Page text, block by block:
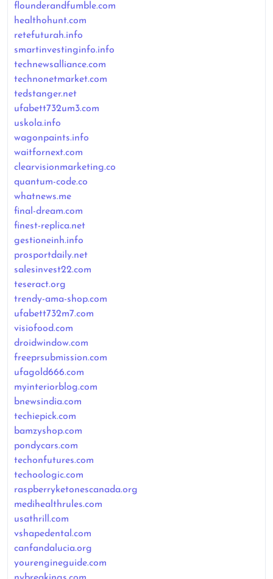
flounderandfumble.com
healthohunt.com
retefuturah.info
smartinvestinginfo.info
technewsalliance.com
technonetmarket.com
tedstanger.net
ufabett732um3.com
uskola.info
wagonpaints.info
waitfornext.com
clearvisionmarketing.co
quantum-code.co
whatnews.me
final-dream.com
finest-replica.net
gestioneinh.info
prosportdaily.net
salesinvest22.com
teseract.org
trendy-ama-shop.com
ufabett732m7.com
visiofood.com
droidwindow.com
freeprsubmission.com
ufagold666.com
myinteriorblog.com
bnewsindia.com
techiepick.com
bamzyshop.com
pondycars.com
techonfutures.com
techoologic.com
raspberryketonescanada.org
medihealthrules.com
usathrill.com
vshapedental.com
canfandalucia.org
yourengineguide.com